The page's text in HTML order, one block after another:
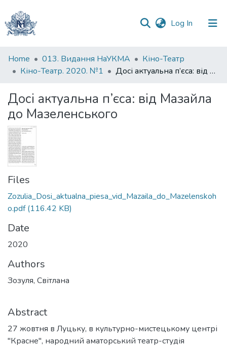
Log In (current)
Communities
&
All of DSpace
Statistics
Home 013. Видання НаУКМА
Кіно-Театр
Кіно-Театр. 2020. №1
Досі актуальна п’єса: від Мазайла до Мазеленського
Досі актуальна п’єса: від Мазайла
до Мазеленського
Files
Zozulia_Dosi_aktualna_piesa_vid_Mazaila_do_Mazelenskoh
o.pdf(116.42 KB)
Date
2020
Authors
Зозуля, Світлана
Abstract
27 жовтня в Луцьку, в культурно-мистецькому центрі
"Красне", народний аматорський театр-студія